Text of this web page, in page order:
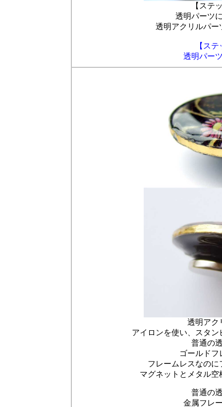
【ステ
透明パーツ
透明アクリルパー
【ス
透明パー
透明アク
アイロンを使い、スタ
普通の
ゴールドフ
フレームレスなの
マグネットとメタル
普通の
金属フレ